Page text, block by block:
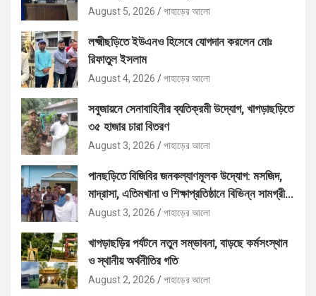
August 5, 2026 পাহাড়ের আলো
লক্ষ্মীছড়িতে ইউএনও হিসেবে যোগদান করলেন মোঃ
রিফাতুল ইসলাম
August 4, 2026 পাহাড়ের আলো
সবুজায়নে সেনাবাহিনীর ব্যতিক্রমী উদ্যোগ, খাগড়াছড়িতে
৩৫ হাজার চারা বিতরণ
August 3, 2026 পাহাড়ের আলো
পানছড়িতে বিজিবির জনকল্যাণমূলক উদ্যোগ: মসজিদ,
মাদ্রাসা, এতিমখানা ও শিক্ষাপ্রতিষ্ঠানে বিভিন্ন সামগ্রী
বিতরণ
August 3, 2026 পাহাড়ের আলো
খাগড়াছড়ির পর্যটনে নতুন সম্ভাবনা, বাড়ছে কর্মসংস্থান
ও স্থানীয় অর্থনীতির গতি
August 2, 2026 পাহাড়ের আলো